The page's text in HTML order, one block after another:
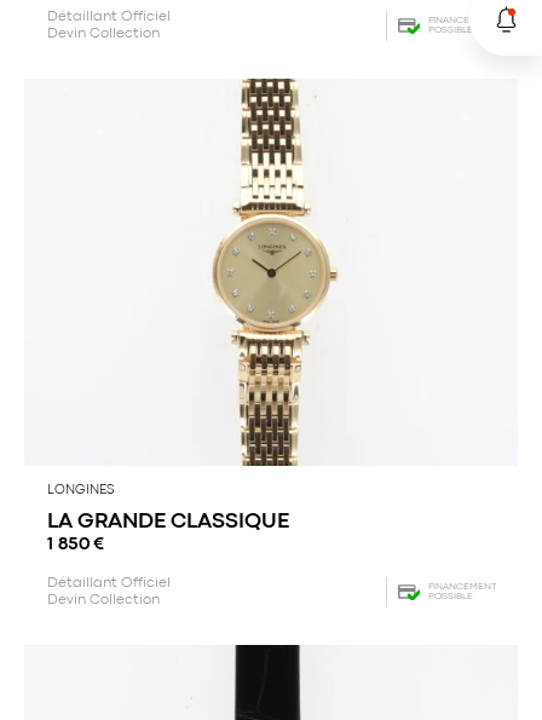
Détaillant Officiel
Devin Collection
FINANCEMENT
POSSIBLE
LONGINES
LA GRANDE CLASSIQUE
1 850 €
Détaillant Officiel
Devin Collection
FINANCEMENT
POSSIBLE